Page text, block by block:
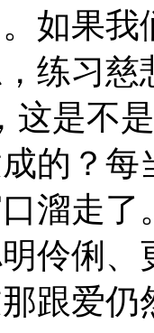
如果我
练习慈
这是不
的？每
溜走了
伶俐、
跟爱仍